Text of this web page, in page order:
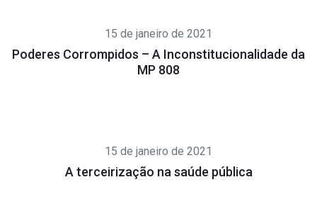
15 de janeiro de 2021
Poderes Corrompidos – A Inconstitucionalidade da
MP 808
15 de janeiro de 2021
A terceirização na saúde pública